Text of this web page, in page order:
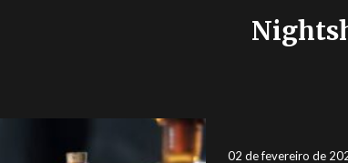
02 de fevereiro de